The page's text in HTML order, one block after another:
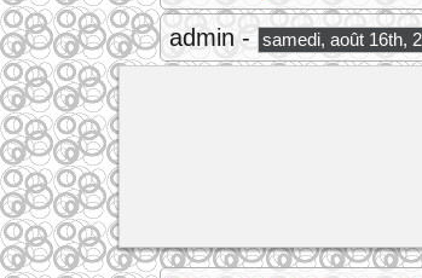
admin - samedi, août 16th,